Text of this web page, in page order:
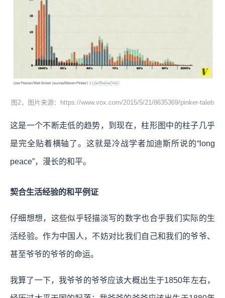
图2，图片来源：https://www.vox.com/2015/5/21/8635369/pinker-taleb
这是一个不断走低的趋势，到现在，柱形图中的柱子几乎
是完全贴着横轴了。这就是冷战学者加迪斯所说的“long
peace”，漫长的和平。
契合生活经验的和平例证
仔细想想，这些似乎轻描淡写的数字也合乎我们实际的生
活经验。作为中国人，不妨对比我们自己和我们的爷爷、
甚至爷爷的爷爷的命运。
我算了一下，我爷爷的爷爷应该大概出生于1850年左右，